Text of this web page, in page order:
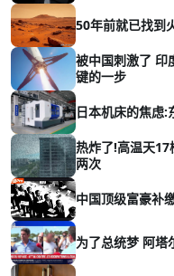
50年前就已找到
被中国刺激了 印
键的一步
日本机床的焦虑:
热炸了!高温天
两次
中国顶级富豪补
为了总统梦 阿塔